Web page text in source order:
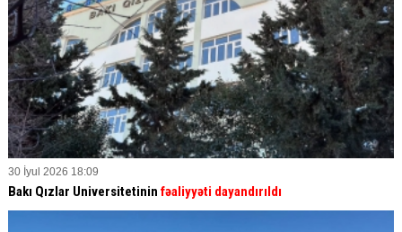
30 İyul 2026 18:09
Bakı Qızlar Universitetinin fəaliyyəti dayandırıldı